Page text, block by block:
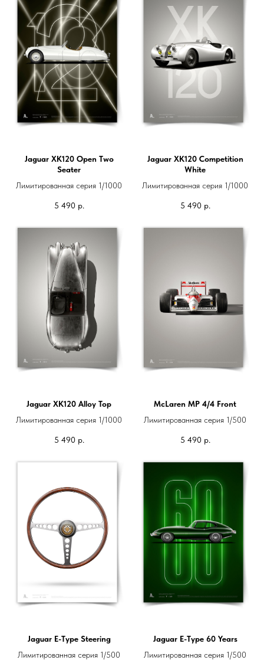
Jaguar XK120 Open Two
Seater
Лимитированная серия 1/1000
5 490 р.
Jaguar XK120 Competition
White
Лимитированная серия 1/1000
5 490 р.
Jaguar XK120 Alloy Top
Лимитированная серия 1/1000
5 490 р.
McLaren MP 4/4 Front
Лимитированная серия 1/500
5 490 р.
Jaguar E-Type Steering
Лимитированная серия 1/500
Jaguar E-Type 60 Years
Лимитированная серия 1/500